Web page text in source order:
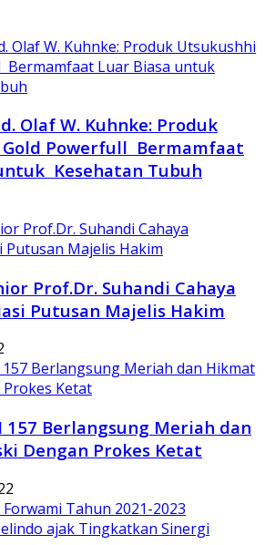
Olaf W. Kuhnke: Produk
Powerfull Bermamfaat
Kesehatan Tubuh
Prof.Dr. Suhandi Cahaya
Putusan Majelis Hakim
157 Berlangsung Meriah dan
Dengan Prokes Ketat